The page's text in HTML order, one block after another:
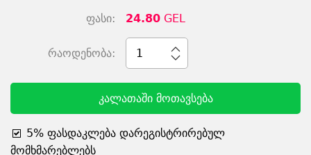
ფასი: 24.80GEL
რაოდენობა: 1
კალათაში მოთავსება
5% ფასდაკლება დარეგისტრირებულ
მომხმარებლებს